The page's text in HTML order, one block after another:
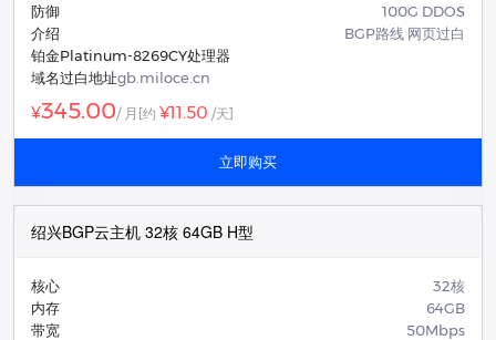
防御
100G DDOS
介绍
BGP路线 网页过白
铂金Platinum-8269CY处理器
域名过白地址gb.miloce.cn
¥345.00/ 月 [约 ¥11.50 /天]
立即购买
绍兴BGP云主机 32核 64GB H型
核心
32核
内存
64GB
带宽
50Mbps